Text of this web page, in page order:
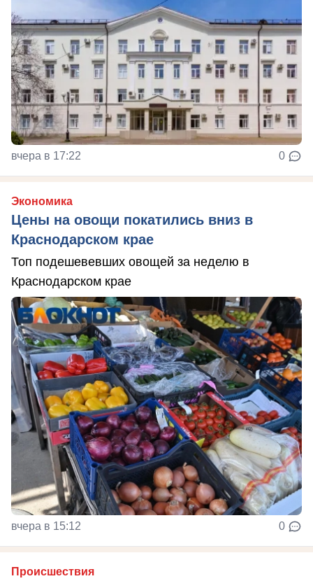
вчера в 17:22 0
Экономика
Цены на овощи покатились вниз в
Краснодарском крае
Топ подешевевших овощей за неделю в
Краснодарском крае
вчера в 15:12 0
Происшествия